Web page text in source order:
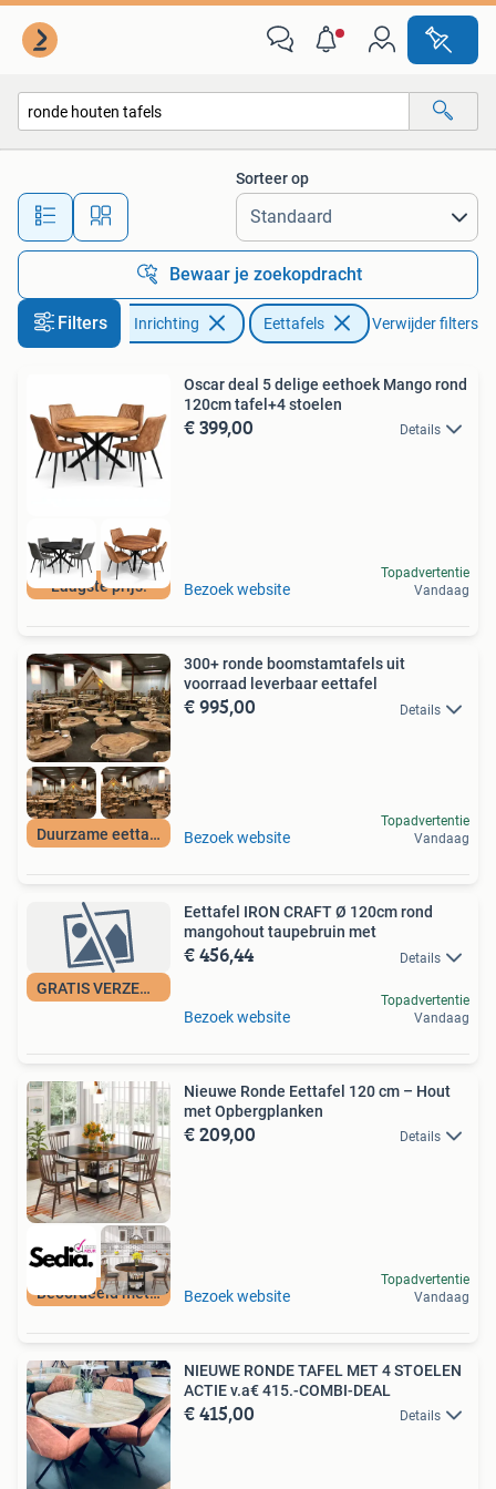
Alle afstanden…
Sorteer op
Bewaar je zoekopdracht
Filters
Huis en Inrichting Eettafels Verwijder filters
Laagste prijs!
Oscar deal 5 delige eethoek Mango rond
120cm tafel+4 stoelen
€ 399,00 Details
Bezoek website
Topadvertentie
Vandaag
Duurzame eettafels
300+ ronde boomstamtafels uit
voorraad leverbaar eettafel
€ 995,00 Details
Bezoek website
Topadvertentie
Vandaag
GRATIS VERZENDING
Eettafel IRON CRAFT Ø 120cm rond
mangohout taupebruin met
€ 456,44 Details
Bezoek website
Topadvertentie
Vandaag
Beoordeeld met 9+
Nieuwe Ronde Eettafel 120 cm – Hout
met Opbergplanken
€ 209,00 Details
Bezoek website
Topadvertentie
Vandaag
NIEUWE RONDE TAFEL MET 4 STOELEN
ACTIE v.a€ 415.-COMBI-DEAL
€ 415,00 Details